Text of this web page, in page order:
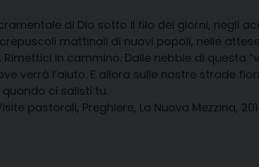
di Dio sotto il filo dei giorni, negli
mattinali di nuovi popoli, nelle
in cammino. Dalle nebbie di questa
verrà l’aiuto. E allora sulle nostre strade
ci salisti tu.
pastorali, Preghiere, La Nuova Mezzina,